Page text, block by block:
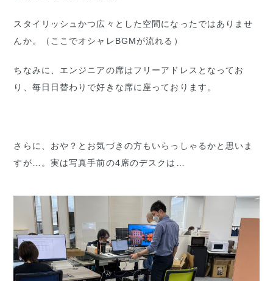
スタイリッシュかつ広々とした空間になったではありませ
んか。（ここでオシャレBGMが流れる）
ちなみに、エンジニアの席はフリーアドレスとなってお
り、毎日日替わりで好きな席に座っております。
さらに、おや？とお気づきの方もいらっしゃるかと思いま
すが…。実は写真手前の4席のデスクは…